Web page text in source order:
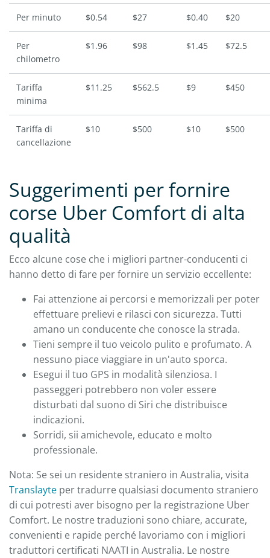
Per minuto $0.54 $27 $0.40 $20
Per
chilometro
$1.96 $98 $1.45 $72.5
Tariffa
minima
$11.25 $562.5 $9 $450
Tariffa di
cancellazione
$10 $500 $10 $500
Suggerimenti per fornire
corse Uber Comfort di alta
qualità
Ecco alcune cose che i migliori partner-conducenti ci
hanno detto di fare per fornire un servizio eccellente:
Fai attenzione ai percorsi e memorizzali per poter
effettuare prelievi e rilasci con sicurezza. Tutti
amano un conducente che conosce la strada.
Tieni sempre il tuo veicolo pulito e profumato. A
nessuno piace viaggiare in un'auto sporca.
Esegui il tuo GPS in modalità silenziosa. I
passeggeri potrebbero non voler essere
disturbati dal suono di Siri che distribuisce
indicazioni.
Sorridi, sii amichevole, educato e molto
professionale.
Nota: Se sei un residente straniero in Australia, visita
Translayte per tradurre qualsiasi documento straniero
di cui potresti aver bisogno per la registrazione Uber
Comfort. Le nostre traduzioni sono chiare, accurate,
convenienti e rapide perché lavoriamo con i migliori
traduttori certificati NAATI in Australia. Le nostre